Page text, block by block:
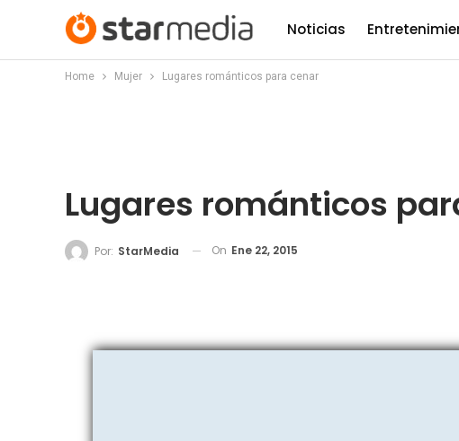
Noticias
Home Mujer Lugares románticos para cenar
Lugares románticos
Por: StarMedia On Ene 22, 2015